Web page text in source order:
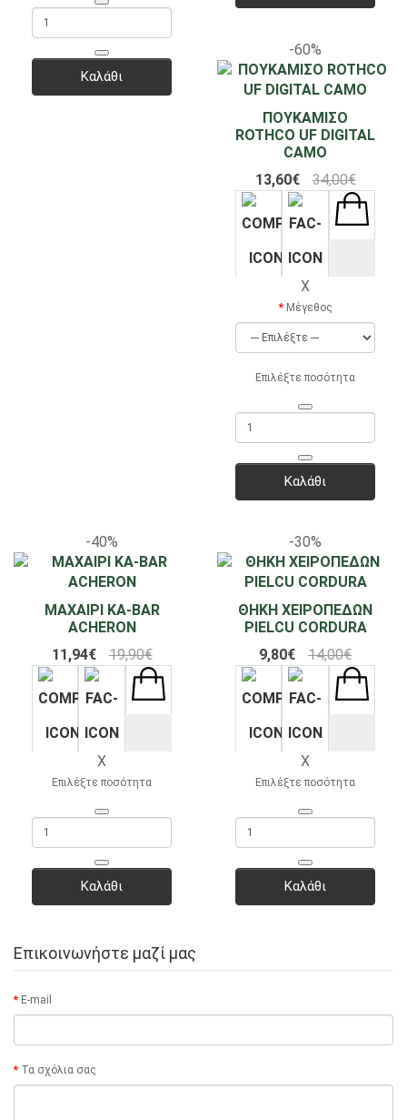
Καλάθι
-60%
ΠΟΥΚΑΜΙΣΟ
ROTHCO UF DIGITAL
CAMO
13,60€
34,00€
X
Μέγεθος
Επιλέξτε ποσότητα
Καλάθι
-40%
ΜΑΧΑΙΡΙ KA-BAR
ACHERON
11,94€
19,90€
X
Επιλέξτε ποσότητα
Καλάθι
-30%
ΘΗΚΗ ΧΕΙΡΟΠΕΔΩΝ
PIELCU CORDURA
9,80€
14,00€
X
Επιλέξτε ποσότητα
Καλάθι
Επικοινωνήστε μαζί μας
E-mail
Τα σχόλια σας